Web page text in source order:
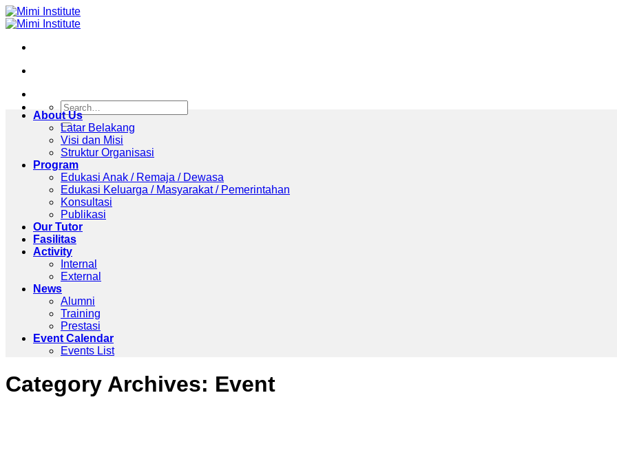
Skip
to
About Us
Latar Belakang
Visi dan Misi
Struktur Organisasi
Program
Edukasi Anak / Remaja / Dewasa
Edukasi Keluarga / Masyarakat / Pemerintahan
Konsultasi
Publikasi
Our Tutor
Fasilitas
Activity
Internal
External
News
Alumni
Training
Prestasi
Event Calendar
Events List
Category Archives: Event